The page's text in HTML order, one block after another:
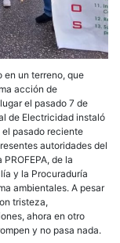
en un terreno, que
acción de
el pasado 7 de
de Electricidad instaló
pasado reciente
autoridades del
de la
y la Procuraduría
ambientales. A pesar
tristeza,
ahora en otro
y no pasa nada.